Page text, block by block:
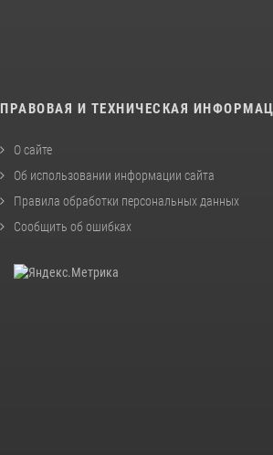
ПРАВОВАЯ И ТЕХНИЧЕСКАЯ
О сайте
Об использовании информации сайта
Правила обработки персональных данных
Сообщить об ошибках